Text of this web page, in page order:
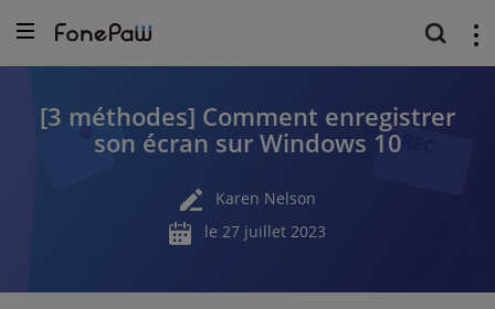
[3 méthodes] Comment enregistrer
son écran sur Windows 10
Karen Nelson
le 27 juillet 2023